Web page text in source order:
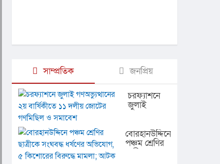
সাম্প্রতিক জনপ্রিয়
চরফ্যাশনে
জুলাই
গণঅভ্যুত্থানের
১১ দলীয়
জোটের
গণমিছিল ও
বোরহানউদ্দিনে
পঞ্চম শ্রেণির
ছাত্রীকে